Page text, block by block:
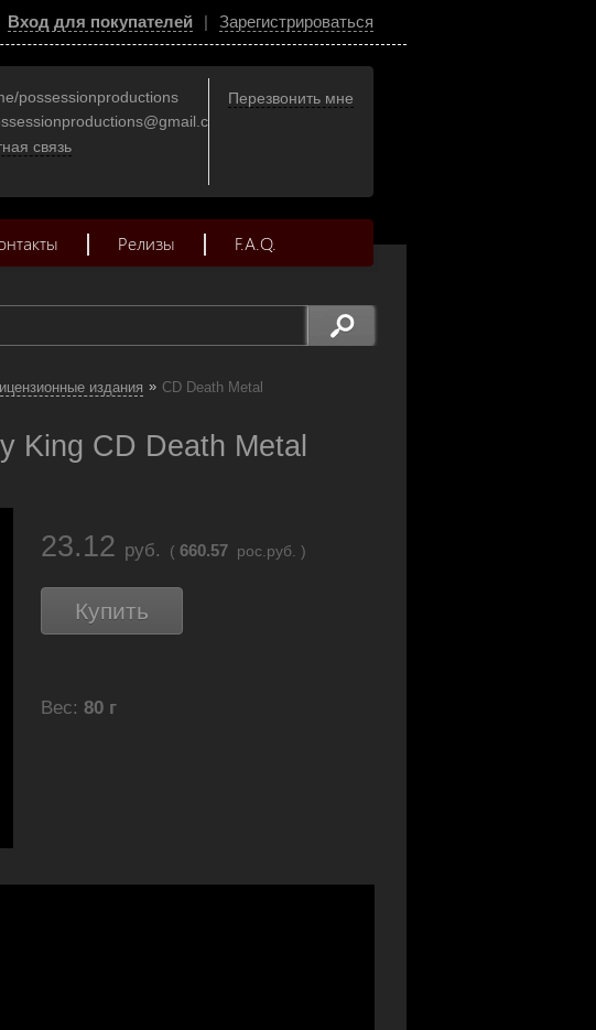
Вход для покупателей | Зарегистрироваться
possessionproductions
связь
Перезвонить мне
Релизы F.A.Q.
издания » CD Death Metal
King CD Death Metal
23.12 руб. ( 660.57 рос.руб. )
Купить
Вес: 80 г